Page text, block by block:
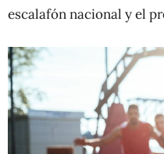
escalafón nacional y el